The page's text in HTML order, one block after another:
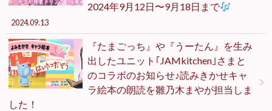
2024年9月12日〜9月18日まで
2024.09.13
『たまごっち』や『うーたん』を生み
出したユニット｢JAMkitchen｣さまと
のコラボのお知らせ♪読みきかせキャ
ラ絵本の朗読を雛乃木まやが担当しま
した！